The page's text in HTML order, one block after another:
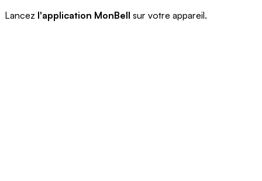
Lancez l'application MonBell sur votre appareil.